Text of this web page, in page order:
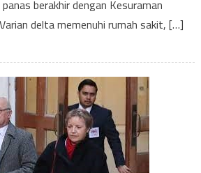
berakhir dengan Kesuraman
delta memenuhi rumah sakit, […]